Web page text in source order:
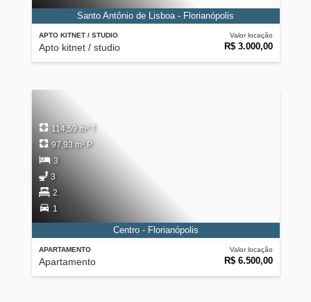
APTO KITNET / STUDIO
Apto kitnet / studio
Valor locação
R$ 3.000,00
Santo Antônio de Lisboa - Florianópolis
APARTAMENTO
Apartamento
Valor locação
R$ 6.500,00
114,59 m² T
97,93 m² P
3
3
2
1
Centro - Florianópolis